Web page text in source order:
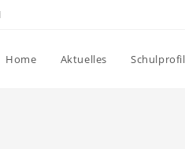
Home Aktuelles Schulprofil